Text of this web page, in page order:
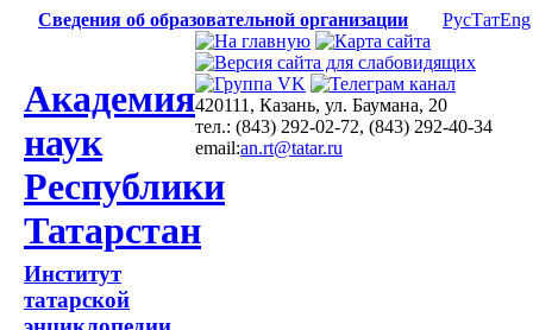
Сведения об образовательной организации РусТатEng
Академия
наук
Республики
Татарстан
Институт
татарской
420111, Казань, ул. Баумана, 20
тел.: (843) 292-02-72, (843) 292-40-34
email:an.rt@tatar.ru